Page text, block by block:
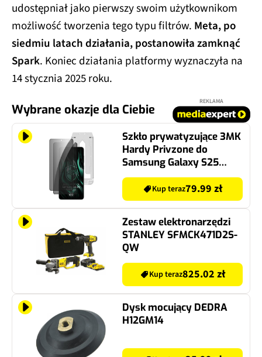
udostępniał jako pierwszy swoim użytkownikom
możliwość tworzenia tego typu filtrów. Meta, po
siedmiu latach działania, postanowiła zamknąć
Spark. Koniec działania platformy wyznaczyła na
14 stycznia 2025 roku.
Wybrane okazje dla Ciebie
REKLAMA
Szkło prywatyzujące 3MK
Hardy Privzone do
Samsung Galaxy S25
Edge (2 szt.)
Kup teraz79.99 zł
Zestaw elektronarzędzi
STANLEY SFMCK471D2S-
QW
Kup teraz825.02 zł
Dysk mocujący DEDRA
H12GM14